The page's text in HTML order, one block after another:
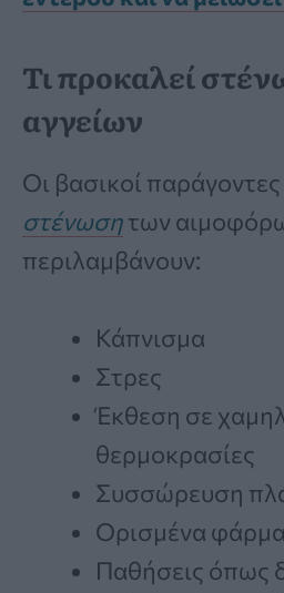
Τι προκαλεί
αγγείων
Οι βασικοί
στένωσητων
περιλαμβάνουν:
Κάπνισμα
Στρες
Έκθεση σε
θερμοκρασίες
Συσσώρευση
Ορισμένα
Παθήσεις όπως